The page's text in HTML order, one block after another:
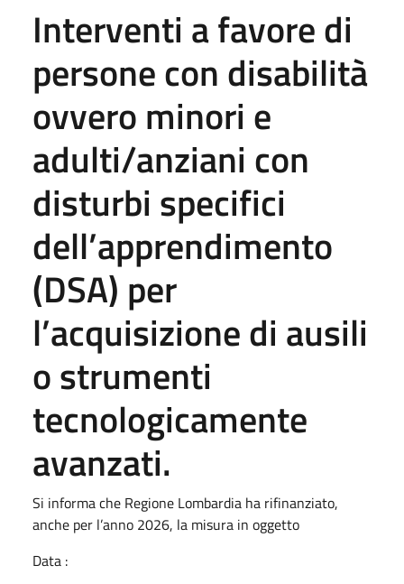
Interventi a favore di
persone con disabilità
ovvero minori e
adulti/anziani con
disturbi specifici
dell’apprendimento
(DSA) per
l’acquisizione di ausili
o strumenti
tecnologicamente
avanzati.
Si informa che Regione Lombardia ha rifinanziato,
anche per l’anno 2026, la misura in oggetto
Data :